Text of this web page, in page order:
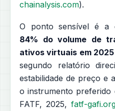
chainalysis.com).
O ponto sensível é a
84% do volume de
ativos virtuais em
segundo relatório
estabilidade de preço e
o instrumento preferido
FATF, 2025,fatf-